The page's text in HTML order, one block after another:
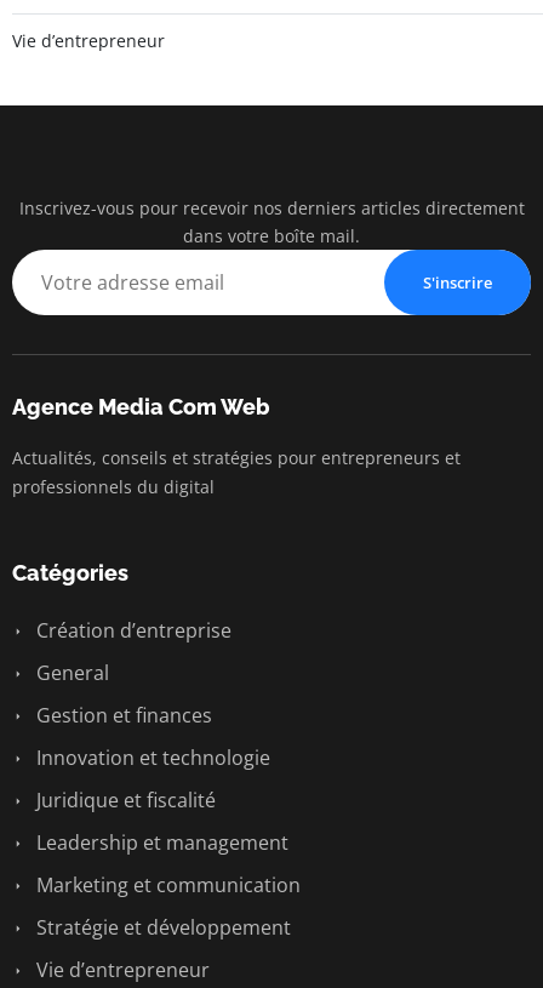
Vie d’entrepreneur
Inscrivez-vous pour recevoir nos derniers articles directement
dans votre boîte mail.
S'inscrire
Agence Media Com Web
Actualités, conseils et stratégies pour entrepreneurs et
professionnels du digital
Catégories
Création d’entreprise
General
Gestion et finances
Innovation et technologie
Juridique et fiscalité
Leadership et management
Marketing et communication
Stratégie et développement
Vie d’entrepreneur